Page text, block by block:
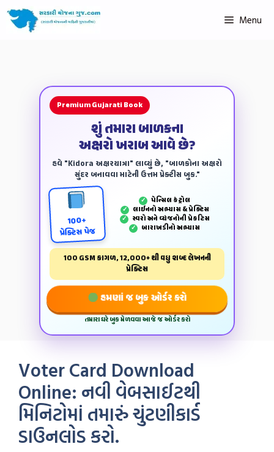
Menu
Premium Gujarati Book
શું તમારા બાળકના
અક્ષરો ખરાબ આવે છે?
હવે "Kidora અક્ષરયાત્રા" લાવ્યું છે, "બાળકોના અક્ષરો
સુંદર બનાવવા માટેની ઉત્તમ પ્રેક્ટીસ બુક."
100+
પ્રેક્ટિસ પેજ
✓ પેન્‍સિલ કંટ્રોલ
✓ લાઈનનો અભ્યાસ & પ્રેક્ટિસ
✓ સ્વરો અને વ્યંજનોની પ્રેકટિસ
✓ બારાખડીનો અભ્યાસ
100 GSM કાગળ, 12,000+ થી વધુ શબ્દ લેખનની
પ્રેક્ટિસ
હમણાં જ બુક ઓર્ડર કરો
તમારા ઘરે બુક મેળવવા આજે જ ઓર્ડર કરો
Voter Card Download
Online: નવી વેબસાઈટથી
મિનિટોમાં તમારું ચુંટણીકાર્ડ
ડાઉનલોડ કરો.